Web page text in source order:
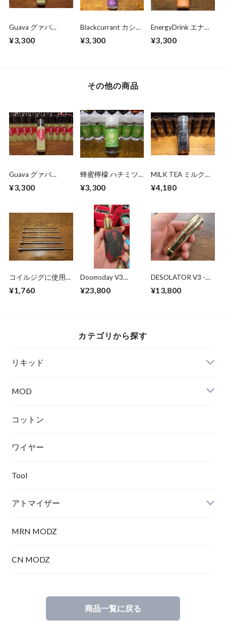
Guava グァバ
0mg MTL用
¥3,300
Blackcurrant カシス
0mg MTL用
¥3,300
EnergyDrink エナジ
55ml/0mg ニコチン
¥3,300
その他の商品
Guava グァバ
0mg MTL用
¥3,300
蜂蜜檸檬 ハチミツ
100ml/ニコチン0mg
¥3,300
MILK TEA ミルクテ
100ml/0mg ニコチ
¥4,180
コイルジグに使用
4.5 5.0 5.5 6.0 茨城
¥1,760
Doomsday V3
Towermods
¥23,800
DESOLATOR V3 -
戸市のベイプ・電子
¥13,800
カテゴリから探す
リキッド
MOD
テクニカル
メカニカル
コットン
ワイヤー
Tool
アトマイザー
RDA
MRN MODZ
CN MODZ
商品一覧に戻る